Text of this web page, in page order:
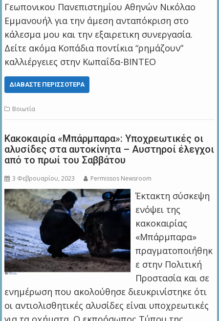
Γεωπονικου Πανεπιστημίου Αθηνών Νικόλαο
Εμμανουήλ για την άμεση ανταπόκριση στο
κάλεσμα μου και την εξαιρετικη συνεργασία.
Δείτε ακόμα Κοπάδια ποντίκια “ρημάζουν”
καλλιέργειες στην Κωπαΐδα-ΒΙΝΤΕΟ
ΔΙΑΒΆΣΤΕ ΠΕΡΙΣΣΌΤΕΡΑ
Βοιωτία
Κακοκαιρία «Μπάρμπαρα»: Υποχρεωτικές οι
αλυσίδες στα αυτοκίνητα – Αυστηροί έλεγχοι
από το πρωί του Σαββάτου
3 Φεβρουαρίου, 2023 Permissos Newsroom
Έκτακτη σύσκεψη
ενόψει της
κακοκαιρίας
«Μπάρμπαρα»
πραγματοποιήθηκ
ε στην Πολιτική
Προστασία και σε
ενημέρωση που ακολούθησε διευκρινίστηκε ότι
οι αντιολισθητικές αλυσίδες είναι υποχρεωτικές